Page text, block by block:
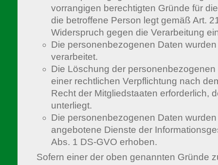
vorrangigen berechtigten Gründe für
die betroffene Person legt gemäß Art.
Widerspruch gegen die Verarbeitung
Die personenbezogenen Daten
verarbeitet.
Die Löschung der
einer rechtlichen Verpflichtung nach
Recht der Mitgliedstaaten erforderlich,
unterliegt.
Die personenbezogenen Daten
angebotene Dienste der
Abs. 1 DS-GVO erhoben.
Sofern einer der oben genannten Gründe